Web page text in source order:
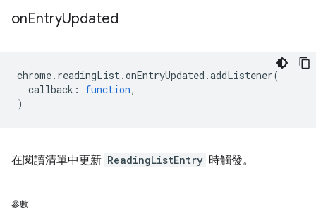
onEntryUpdated
chrome. readingList .onEntryUpdated .addListener(
callback : function,
)
在閱讀清單中更新 ReadingListEntry 時觸發。
參數